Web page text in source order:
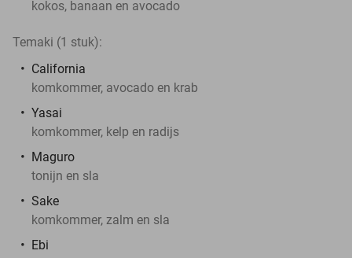
kokos, banaan en avocado
Temaki (1 stuk):
California
komkommer, avocado en krab
Yasai
komkommer, kelp en radijs
Maguro
tonijn en sla
Sake
komkommer, zalm en sla
Ebi